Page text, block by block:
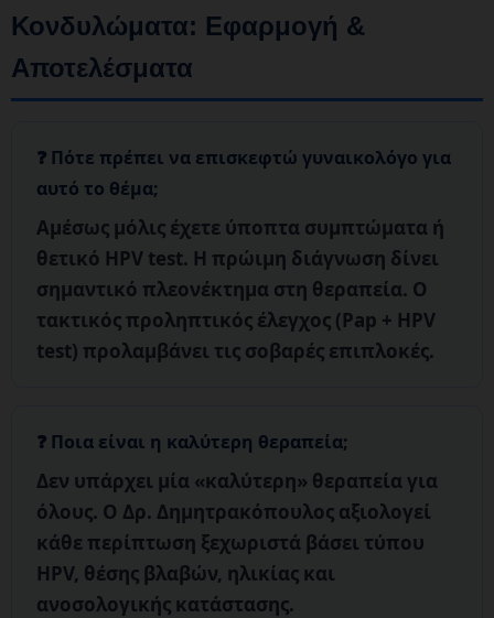
Κονδυλώματα: Εφαρμογή &
Αποτελέσματα
Πότε πρέπει να επισκεφτώ γυναικολόγο για
αυτό το θέμα;
Αμέσως μόλις έχετε ύποπτα συμπτώματα ή
θετικό HPV test. Η πρώιμη διάγνωση δίνει
σημαντικό πλεονέκτημα στη θεραπεία. Ο
τακτικός προληπτικός έλεγχος (Pap + HPV
test) προλαμβάνει τις σοβαρές επιπλοκές.
Ποια είναι η καλύτερη θεραπεία;
Δεν υπάρχει μία «καλύτερη» θεραπεία για
όλους. Ο Δρ. Δημητρακόπουλος αξιολογεί
κάθε περίπτωση ξεχωριστά βάσει τύπου
HPV, θέσης βλαβών, ηλικίας και
ανοσολογικής κατάστασης.